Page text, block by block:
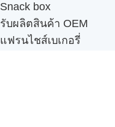
Snack box
รับผลิตสินค้า OEM
แฟรนไชส์เบเกอรี่